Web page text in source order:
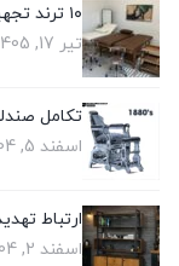
۱۰ ترند تجهیزات سالن زیبایی در سال ۱۴۰۵
تیر 17, 1405
تکامل
اسفند 5, 1404
ارتباط
اسفند 2, 1404